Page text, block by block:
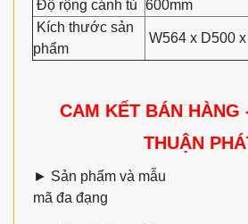
Độ rộng cánh tủ 600mm
Kích thước sản
phẩm
W564 x D500
CAM KẾT BÁN HÀNG
THUẬN
► Sản phẩm và mẫu
mã đa đạng